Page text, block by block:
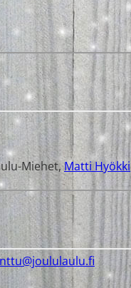
Miehet,Matti Hyökki